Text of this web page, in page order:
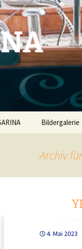
Bildergalerie
Archiv
4. Mai 2023